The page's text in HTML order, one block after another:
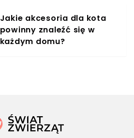
Jakie akcesoria dla kota
powinny znaleźć się w
każdym domu?